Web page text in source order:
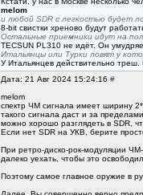
melom
и любой SDR с легкостью будет
8-bit свистки хреново будут
Остальные приемники идут на
TECSUN PL310 не идёт. Он
Итальянцы или Турки ловят у
У Итальянцев действительно
Дата: 21 Авг 2024 15:24:16 #
melom
спектр ЧМ сигнала имеет ширину
такого сигнала даст и за
можно хорошо разглядеть в SDR,
Если нет SDR на УКВ, берите
При ретро-диско-рок-модуляции
далеко уехать, чтобы это
Поэтому самое главное оружие в